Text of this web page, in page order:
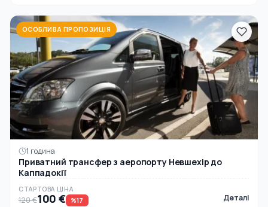
ОСОБЛИВА ПРОПОЗИЦІЯ
1 година
Приватний трансфер з аеропорту Невшехір до
Каппадокії
СТАРТОВА ЦІНА
120 €100 € %17 Деталі